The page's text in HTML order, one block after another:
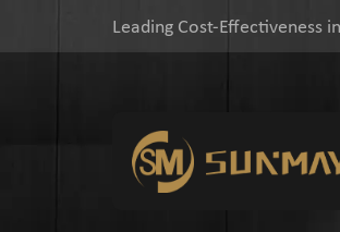
Leading Cost-Effectiveness